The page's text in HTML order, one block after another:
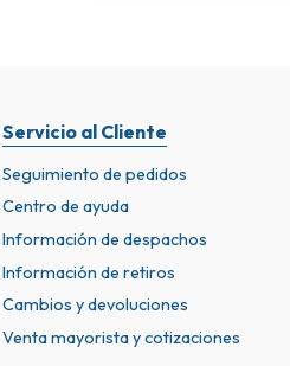
Servicio al Cliente
Seguimiento de pedidos
Centro de ayuda
Información de despachos
Información de retiros
Cambios y devoluciones
Venta mayorista y cotizaciones